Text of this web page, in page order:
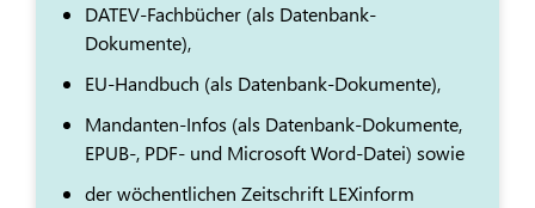
DATEV-Fachbücher (als Datenbank-
Dokumente),
EU-Handbuch (als Datenbank-Dokumente),
Mandanten-Infos (als Datenbank-Dokumente,
EPUB-, PDF- und Microsoft Word-Datei) sowie
der wöchentlichen Zeitschrift LEXinform